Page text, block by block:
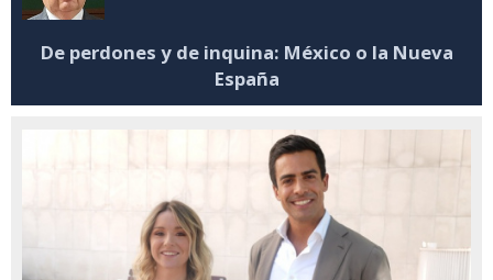
De perdones y de inquina: México o la Nueva
España